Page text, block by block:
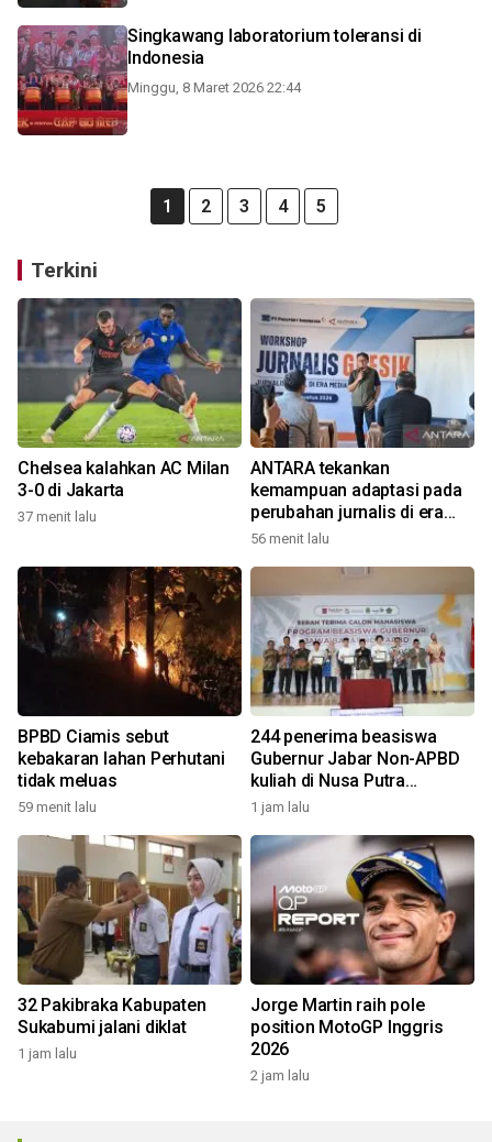
Singkawang laboratorium toleransi di
Indonesia
Minggu, 8 Maret 2026 22:44
1 2 3 4 5
Terkini
Chelsea kalahkan AC Milan
3-0 di Jakarta
37 menit lalu
ANTARA tekankan
kemampuan adaptasi pada
perubahan jurnalis di era
digital
56 menit lalu
BPBD Ciamis sebut
kebakaran lahan Perhutani
tidak meluas
59 menit lalu
244 penerima beasiswa
Gubernur Jabar Non-APBD
kuliah di Nusa Putra
University
1 jam lalu
32 Pakibraka Kabupaten
Sukabumi jalani diklat
1 jam lalu
Jorge Martin raih pole
position MotoGP Inggris
2026
2 jam lalu